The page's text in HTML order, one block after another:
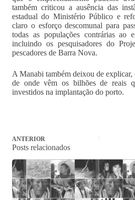
também criticou a ausência das
estadual do Ministério Público e
claro o esforço descomunal para
todas as populações contrárias ao
incluindo os pesquisadores do
pescadores de Barra Nova.
A Manabi também deixou de explicar,
de onde vêm os bilhões de reais
investidos na implantação do porto.
ANTERIOR
Posts relacionados